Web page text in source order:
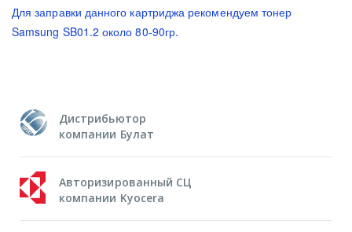
Для заправки данного картриджа рекомендуем тонер
Samsung SB01.2 около 80-90гр.
Дистрибьютор
компании Булат
Авторизированный СЦ
компании Kyocera